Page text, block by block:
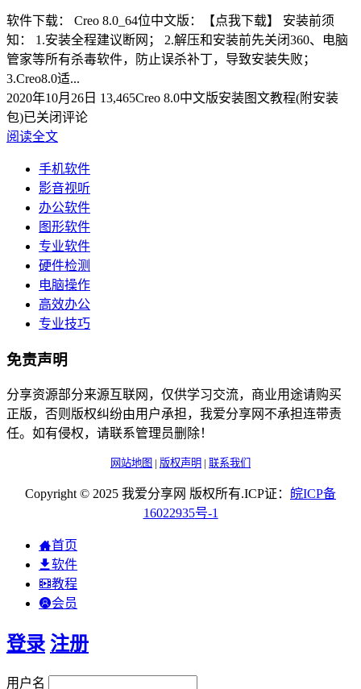
软件下载： Creo 8.0_64位中文版：【点我下载】 安装前须
知： 1.安装全程建议断网； 2.解压和安装前先关闭360、电脑
管家等所有杀毒软件，防止误杀补丁，导致安装失败；
3.Creo8.0适...
2020年10月26日 13,465Creo 8.0中文版安装图文教程(附安装
包)已关闭评论
阅读全文
手机软件
影音视听
办公软件
图形软件
专业软件
硬件检测
电脑操作
高效办公
专业技巧
免责声明
分享资源部分来源互联网，仅供学习交流，商业用途请购买
正版，否则版权纠纷由用户承担，我爱分享网不承担连带责
任。如有侵权，请联系管理员删除！
网站地图 | 版权声明 | 联系我们
Copyright © 2025 我爱分享网 版权所有.ICP证： 皖ICP备
16022935号-1
首页
软件
教程
会员
登录 注册
用户名